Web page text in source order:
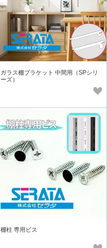
ガラス棚ブラケット 中間用（SPシリ
ーズ）
棚柱 専用ビス